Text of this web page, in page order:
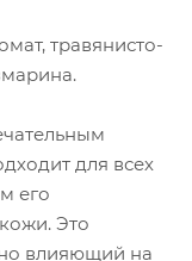
травянисто-
для всех
его
Это
влияющий на